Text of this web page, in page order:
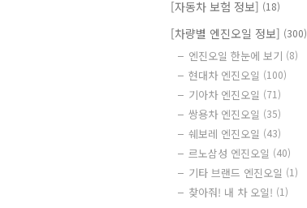
[자동차 보험 정보] (18)
[차량별 엔진오일 정보] (300)
엔진오일 한눈에 보기 (8)
현대차 엔진오일 (100)
기아차 엔진오일 (71)
쌍용차 엔진오일 (35)
쉐보레 엔진오일 (43)
르노삼성 엔진오일 (40)
기타 브랜드 엔진오일 (1)
찾아줘! 내 차 오일! (1)